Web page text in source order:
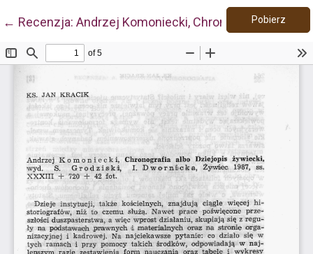
← Wróć do szczegółów artykułu
Recenzja: Andrzej Komoniecki, Chronografia albo
Pobierz